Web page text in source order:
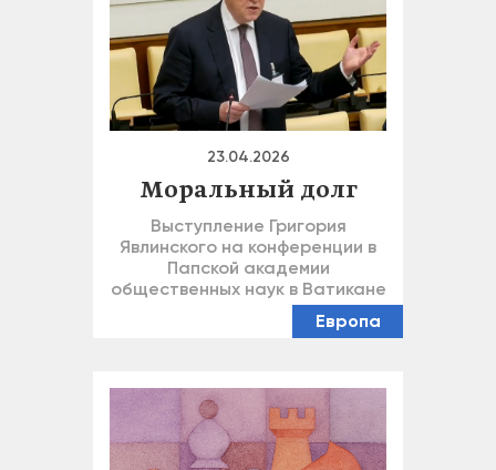
23.04.2026
Моральный долг
Выступление Григория
Явлинского на конференции в
Папской академии
общественных наук в Ватикане
Европа